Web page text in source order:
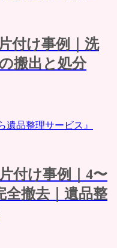
付け事例｜洗
搬出と処分
遺品整理サービス』
付け事例｜4〜
全撤去｜遺品整